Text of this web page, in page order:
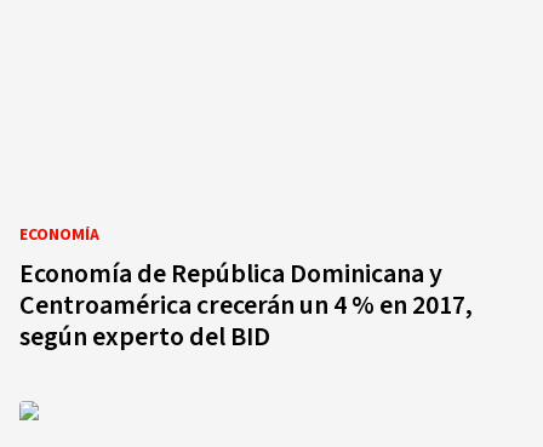
ECONOMÍA
Economía de República Dominicana y
Centroamérica crecerán un 4 % en 2017,
según experto del BID